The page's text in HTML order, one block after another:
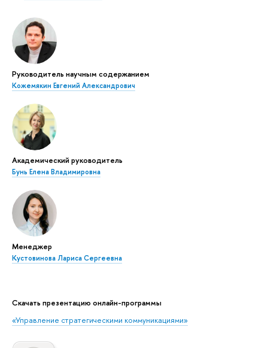
Руководитель научным содержанием
Кожемякин Евгений Александрович
Академический руководитель
Бунь Елена Владимировна
Менеджер
Кустовинова Лариса Сергеевна
Скачать презентацию онлайн-программы
«Управление стратегическими коммуникациями»